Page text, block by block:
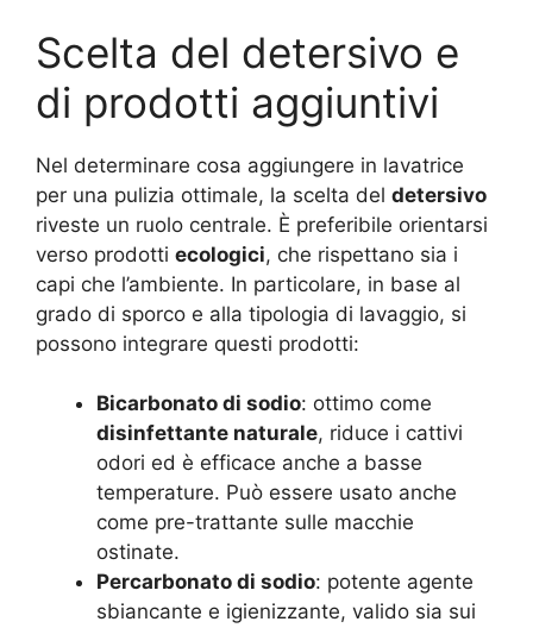
Scelta del detersivo e
di prodotti aggiuntivi
Nel determinare cosa aggiungere in lavatrice
per una pulizia ottimale, la scelta del detersivo
riveste un ruolo centrale. È preferibile orientarsi
verso prodotti ecologici, che rispettano sia i
capi che l’ambiente. In particolare, in base al
grado di sporco e alla tipologia di lavaggio, si
possono integrare questi prodotti:
Bicarbonato di sodio: ottimo come
disinfettante naturale, riduce i cattivi
odori ed è efficace anche a basse
temperature. Può essere usato anche
come pre-trattante sulle macchie
ostinate.
Percarbonato di sodio: potente agente
sbiancante e igienizzante, valido sia sui